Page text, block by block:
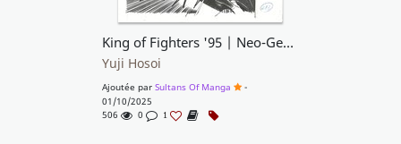
King of Fighters '95 | Neo-Geo | Kyo Kusanagi | Fatal Fury SNK
Yuji Hosoi
Ajoutée par Sultans Of Manga
-
01/10/2025
506
0 1